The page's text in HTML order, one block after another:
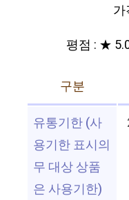
가
평점 : ★
구분
유통기한 (사
용기한 표시의
무 대상 상품
은 사용기한)